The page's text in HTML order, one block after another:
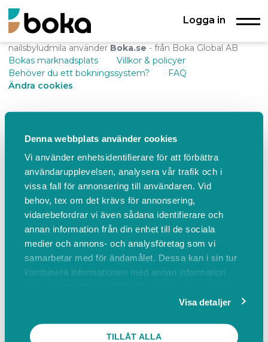
Denna webbplats använder cookies
Vi använder enhetsidentifierare för att förbättra
användarupplevelsen, analysera vår trafik och i
vissa fall för annonsering till användaren. Vid
behov, tex om det krävs för annonsering,
vidarebefordrar vi även sådana identifierare och
annan information från din enhet till de sociala
medier och annons- och analysföretag som vi
samarbetar med för ändamålet. Dessa kan i sin tur
kombinera informationen med annan information
Visa detaljer
TILLÅT ALLA
Logga in
nailsbyludmila använder Boka.se - från Boka Global AB
Bokas marknadsplats
Villkor & policyer
Behöver du ett bokningssystem?
FAQ
Ändra cookies